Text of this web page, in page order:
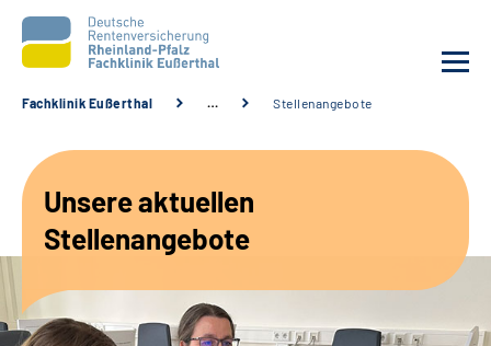
Unsere Angebote
Karriere
Fachklinik Eußerthal … Stellenangebote
Unsere aktuellen
Stellenangebote